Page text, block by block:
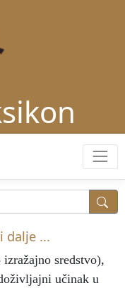
dalje ...
sredstvo),
učinak u